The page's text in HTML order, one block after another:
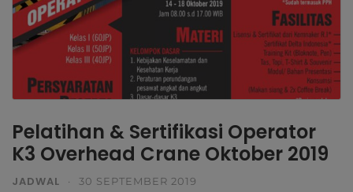
Pelatihan & Sertifikasi Operator
K3 Overhead Crane Oktober 2019
JADWAL · 30 SEPTEMBER 2019